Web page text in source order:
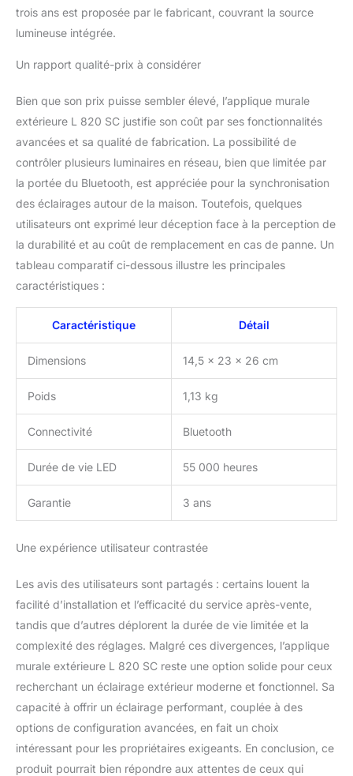
Ce produit est un produit
luminaires qui peuvent
vérifier séparément la ou
les sources lumineuses
contenues. Ce produit
contient une source
lumineuse de classe
d'efficacité énergétique D
trois ans est proposée par le fabricant, couvrant la source
lumineuse intégrée.
Un rapport qualité-prix à considérer
Bien que son prix puisse sembler élevé, l’applique murale
extérieure L 820 SC justifie son coût par ses fonctionnalités
avancées et sa qualité de fabrication. La possibilité de
contrôler plusieurs luminaires en réseau, bien que limitée par
la portée du Bluetooth, est appréciée pour la synchronisation
des éclairages autour de la maison. Toutefois, quelques
utilisateurs ont exprimé leur déception face à la perception de
la durabilité et au coût de remplacement en cas de panne. Un
tableau comparatif ci-dessous illustre les principales
caractéristiques :
Caractéristique Détail
Dimensions 14,5 x 23 x 26 cm
Poids 1,13 kg
Connectivité Bluetooth
Durée de vie LED 55 000 heures
Garantie 3 ans
Une expérience utilisateur contrastée
Les avis des utilisateurs sont partagés : certains louent la
facilité d’installation et l’efficacité du service après-vente,
tandis que d’autres déplorent la durée de vie limitée et la
complexité des réglages. Malgré ces divergences, l’applique
murale extérieure L 820 SC reste une option solide pour ceux
recherchant un éclairage extérieur moderne et fonctionnel. Sa
capacité à offrir un éclairage performant, couplée à des
options de configuration avancées, en fait un choix
intéressant pour les propriétaires exigeants. En conclusion, ce
produit pourrait bien répondre aux attentes de ceux qui